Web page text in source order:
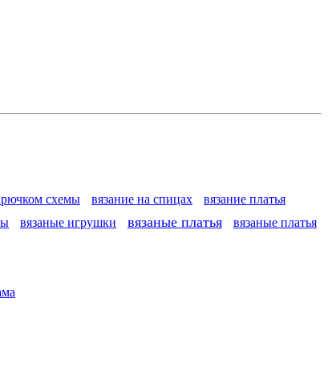
схемы вязание на спицах
вязание платья
вязаные игрушки вязаные платья
вязаные платья